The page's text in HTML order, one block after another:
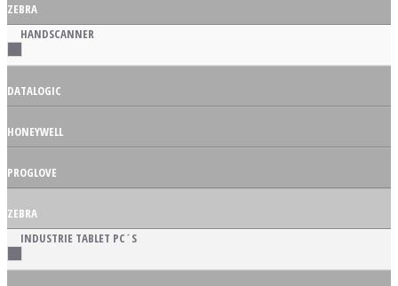
ZEBRA
HANDSCANNER
DATALOGIC
HONEYWELL
PROGLOVE
ZEBRA
INDUSTRIE TABLET PC´S